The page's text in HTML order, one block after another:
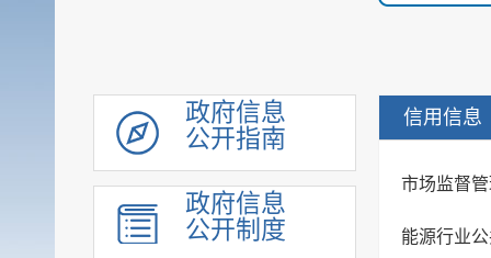
政府信息
公开指南
政府信息
公开制度
公共资源配置
社会公益事业建设领域
优化服务
公共法律服务
信用信息
市场监督
能源行业